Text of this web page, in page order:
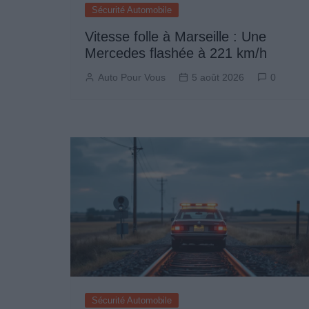
Sécurité Automobile
Vitesse folle à Marseille : Une
Mercedes flashée à 221 km/h
Auto Pour Vous 5 août 2026 0
Sécurité Automobile